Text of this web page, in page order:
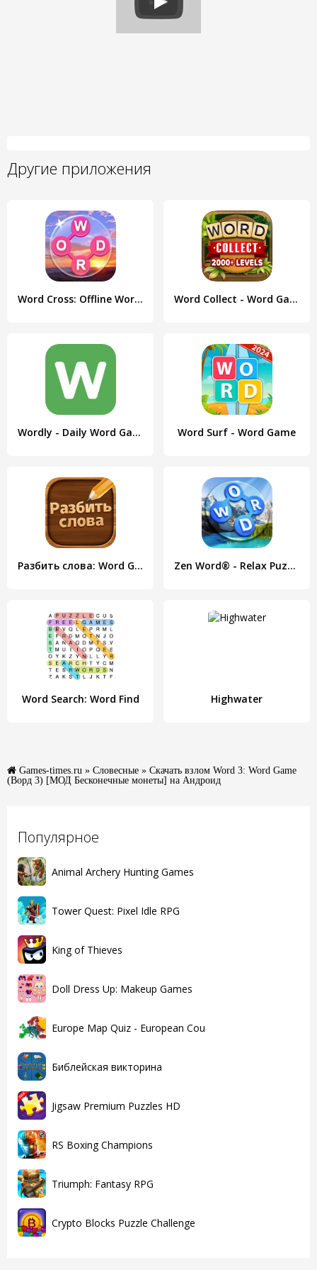
Популярное
Animal Archery Hunting Games
Tower Quest: Pixel Idle RPG
King of Thieves
Doll Dress Up: Makeup Games
Europe Map Quiz - European Cou
Библейская викторина
Jigsaw Premium Puzzles HD
RS Boxing Champions
Triumph: Fantasy RPG
Crypto Blocks Puzzle Challenge
Другие приложения
Word Cross: Offline Word Games Word Collect - Word Games Fun
Wordly - Daily Word Game Word Surf - Word Game
Разбить слова: Word Game Zen Word® - Relax Puzzle Game
Word Search: Word Find Highwater
Games-times.ru » Словесные » Скачать взлом Word 3: Word Game
(Ворд 3) [МОД Бесконечные монеты] на Андроид